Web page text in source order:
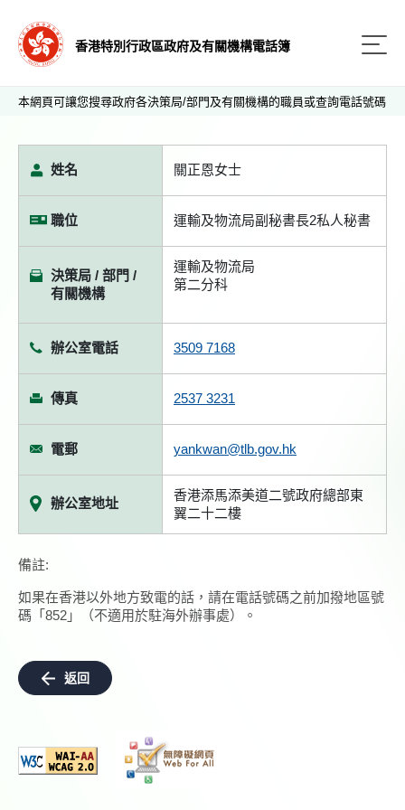
香港特別行政區政府及有關機構電話簿
本網頁可讓您搜尋政府各決策局/部門及有關機構的職員或查詢電話號碼
姓名 關正恩女士
職位 運輸及物流局副秘書長2私人秘書
決策局 / 部門 /
有關機構
運輸及物流局
第二分科
辦公室電話 3509 7168
傳真 2537 3231
電郵 yankwan@tlb.gov.hk
辦公室地址
香港添馬添美道二號政府總部東
翼二十二樓
備註:
如果在香港以外地方致電的話，請在電話號碼之前加撥地區號
碼「852」（不適用於駐海外辦事處）。
返回